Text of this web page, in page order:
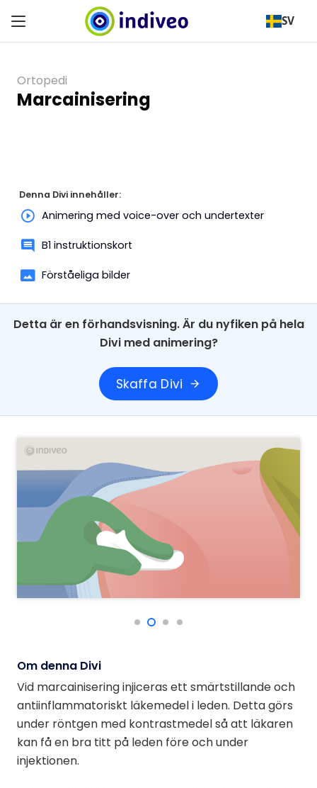
SV
Ortopedi
Marcainisering
Denna Divi innehåller:
Animering med voice-over och undertexter
B1 instruktionskort
Förståeliga bilder
Detta är en förhandsvisning. Är du nyfiken på hela
Divi med animering?
Skaffa Divi arrow_forward
Om denna Divi
Vid marcainisering injiceras ett smärtstillande och
antiinflammatoriskt läkemedel i leden. Detta görs
under röntgen med kontrastmedel så att läkaren
kan få en bra titt på leden före och under
injektionen.